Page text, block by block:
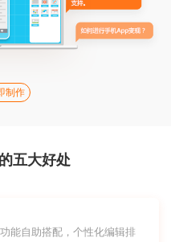
制作
五大好处
能自助搭配，个性化编辑排